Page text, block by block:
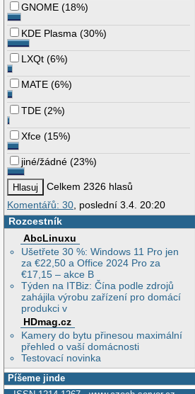
GNOME (18%)
KDE Plasma (30%)
LXQt (6%)
MATE (6%)
TDE (2%)
Xfce (15%)
jiné/žádné (23%)
Celkem 2326 hlasů
Komentářů: 30 , poslední 3.4. 20:20
Rozcestník
AbcLinuxu
Ušetřete 30 %: Windows 11 Pro jen
za €22,50 a Office 2024 Pro za
€17,15 – akce B
Týden na ITBiz: Čína podle zdrojů
zahájila výrobu zařízení pro domácí
produkci v
HDmag.cz
Kamery do bytu přinesou maximální
přehled o vaší domácnosti
Testovací novinka
Píšeme jinde